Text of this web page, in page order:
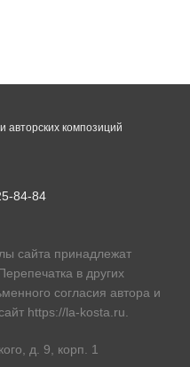
84-84
сайта принадлежат
в других
согласия автора и
https://la-kosta.ru
д. 9, корп. 1